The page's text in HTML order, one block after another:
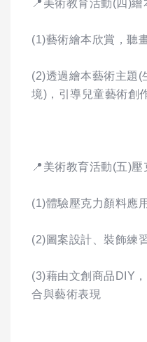
📍美術教育活動(四)
(1)藝術繪本欣賞，聽
(2)透過繪本藝術主題(
境)，引導兒童藝術創
📍美術教育活動(五)壓
(1)體驗壓克力顏料應用
(2)圖案設計、裝飾練
(3)藉由文創商品DIY
合與藝術表現